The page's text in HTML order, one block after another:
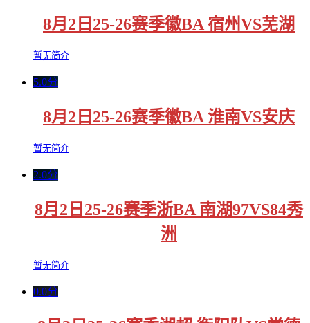
8月2日25-26赛季徽BA 宿州VS芜湖
暂无简介
5.0分
8月2日25-26赛季徽BA 淮南VS安庆
暂无简介
2.0分
8月2日25-26赛季浙BA 南湖97VS84秀
洲
暂无简介
0.0分